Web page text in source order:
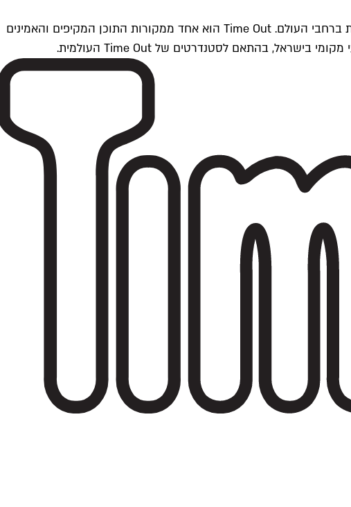
Time Outתל אביב הוא חלק מרשת Time Out Global — רשת מדיה בינלאומית הפועלת ב-360 ערים מרכזיות וב-60 מדינות ברחבי העולם. Time Out הוא אחד ממקורות התוכן המקיפים והאמינים